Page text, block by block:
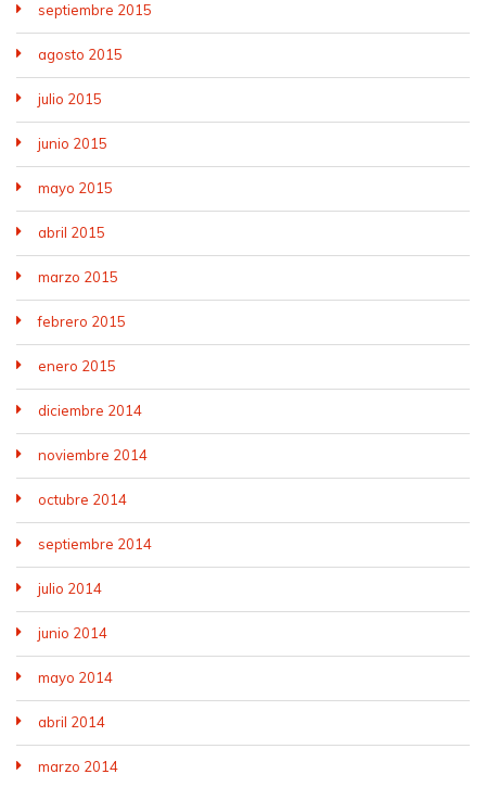
septiembre 2015
agosto 2015
julio 2015
junio 2015
mayo 2015
abril 2015
marzo 2015
febrero 2015
enero 2015
diciembre 2014
noviembre 2014
octubre 2014
septiembre 2014
julio 2014
junio 2014
mayo 2014
abril 2014
marzo 2014